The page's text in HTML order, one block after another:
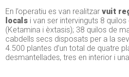
En l’operatiu es van realitzarvuit
locals i van ser intervinguts 8
(Ketamina i èxtasis); 38 quilos de
cabdells secs disposats per a la
4.500 plantes d’un total de quatre
desmantellades, tres en interior i